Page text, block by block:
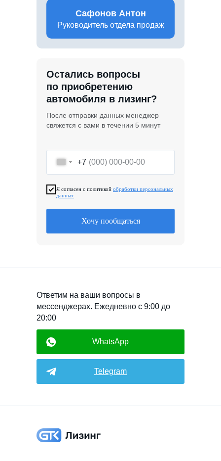
+7
Я согласен с политикой обработки персональных
данных
Хочу пообщаться
Остались вопросы
по приобретению
автомобиля в лизинг?
После отправки данных менеджер
свяжется с вами в течении 5 минут
Сафонов Антон
Руководитель отдела продаж
Ответим на ваши вопросы в
мессенджерах. Ежедневно с 9:00 до
20:00
Telegram
WhatsApp